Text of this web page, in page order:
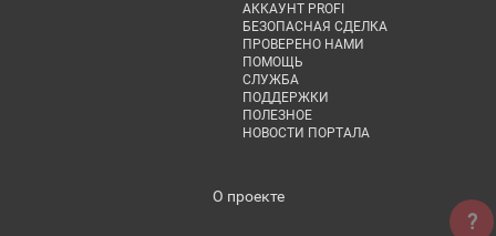
АККАУНТ PROFI
БЕЗОПАСНАЯ СДЕЛКА
ПРОВЕРЕНО НАМИ
ПОМОЩЬ
СЛУЖБА
ПОДДЕРЖКИ
ПОЛЕЗНОЕ
НОВОСТИ ПОРТАЛА
О проекте
?